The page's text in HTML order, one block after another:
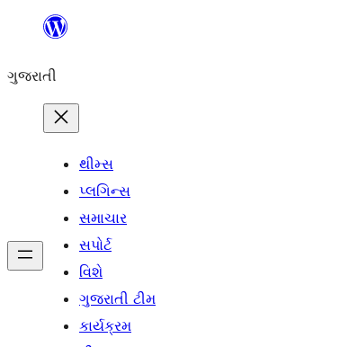
કંટેન્ટ(લખાણ)
જાઓ
ગુજરાતી
થીમ્સ
પ્લગિન્સ
સમાચાર
સપોર્ટ
વિશે
ગુજરાતી ટીમ
કાર્યક્રમ